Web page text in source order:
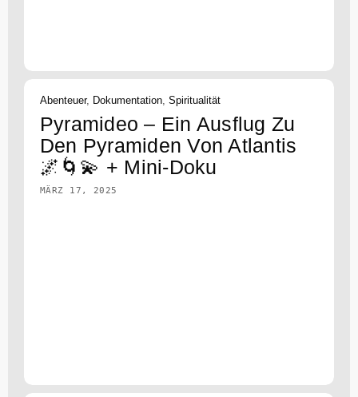
Abenteuer, Dokumentation, Spiritualität
Pyramideo – Ein Ausflug Zu
Den Pyramiden Von Atlantis
🌌🌀💫 + Mini-Doku
MÄRZ 17, 2025